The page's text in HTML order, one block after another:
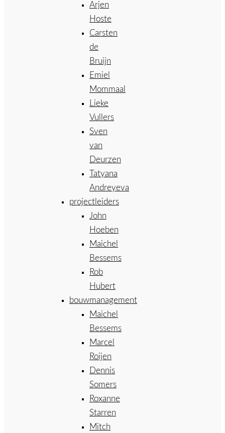
Arjen
Hoste
Carsten
de
Bruijn
Emiel
Mommaal
Lieke
Vullers
Sven
van
Deurzen
Tatyana
Andreyeva
projectleiders
John
Hoeben
Maichel
Bessems
Rob
Hubert
bouwmanagement
Maichel
Bessems
Marcel
Roijen
Dennis
Somers
Roxanne
Starren
Mitch